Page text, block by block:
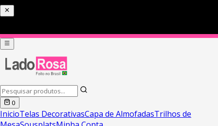
PIX COM 5% DE DESCONTO HOJE
0
InicioTelas DecorativasCapa de AlmofadasTrilhos de